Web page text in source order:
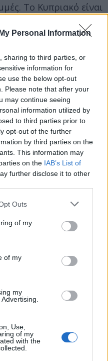
Personal Information
sharing to third parties, or
information for
use the below opt-out
Please note that after your
may continue seeing
information utilized by
to third parties prior to
opt-out of the further
by third parties on the
This information may
on the IAB’s List of
further disclose it to other
uses one or more Google
You may click to
its third-party tags to
purposes in below Google
Outs
of my
of my
my
Use,
of my
with the
Το Κυπριακό είναι
του ΟΗΕ.
September